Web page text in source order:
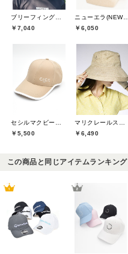
￥7,040
ニューエラ(NEW ERA)
￥6,050
￥5,500
￥6,490
この商品と同じアイテムランキング